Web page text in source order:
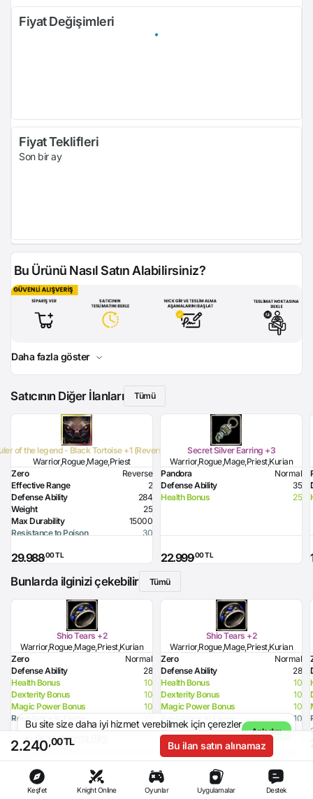
Fiyat Değişimleri
Fiyat Teklifleri
Son bir ay
Bu Ürünü Nasıl Satın Alabilirsiniz?
Daha fazla göster
Satıcının Diğer İlanları Tümü
of the legend - Black Tortoise +1 (Reverse)
Warrior,Rogue,Mage,Priest
Zero
Reverse
Effective Range
2
Defense Ability
284
Weight
25
Max Durability
15000
Resistance to Poison
30
Resistance to Glacier
Resistance to Magic
30
Required Strength
Defense Ability (Sword)
Defense Ability (Dagger)
Defense Ability (Spear)
Defense Ability (Club)
30
Defense Ability (Axe)
30
29.988,00 TL
Secret Silver Earring +3
Warrior,Rogue,Mage,Priest,Kurian
Pandora
Normal
Defense Ability
35
Health Bonus
25
22.999,00 TL
Bunlarda ilginizi çekebilir
Tümü
Shio Tears +2
Warrior,Rogue,Mage,Priest,Kurian
Zero
Normal
Defense Ability
28
Health Bonus
10
Dexterity Bonus
10
Magic Power Bonus
10
Resistance to Flame
Resistance to Glacier
25
Resistance to Lighting
Glacier Damage
2.398,00 TL
Shio Tears +2
Warrior,Rogue,Mage,Priest,Kurian
Zero
Normal
Defense Ability
28
Health Bonus
10
Dexterity Bonus
10
Magic Power Bonus
10
Resistance to Flame
10
Resistance to Glacier
25
Resistance to Lighting
Glacier Damage
2.399
Bu site size daha iyi hizmet verebilmek için çerezler
kullanır.Ayrıntılı Bilgi
Anladım
2.240,00 TL Bu ilan satın alınamaz
Keşfet Knight Online Oyunlar Uygulamalar Destek